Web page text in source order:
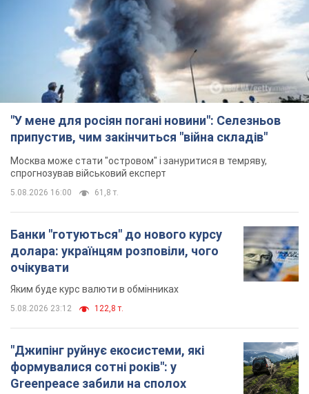
5.08.2026 16:00 61,8 т.
Банки "готуються" до нового курсу
долара: українцям розповіли, чого
очікувати
5.08.2026 23:12
"Джипінг руйнує екосистеми, які
формувалися сотні років": у
субальпійські луки – рідкісні природні
комплекси, які формувалися протягом сотень років
5.08.2026 23:00